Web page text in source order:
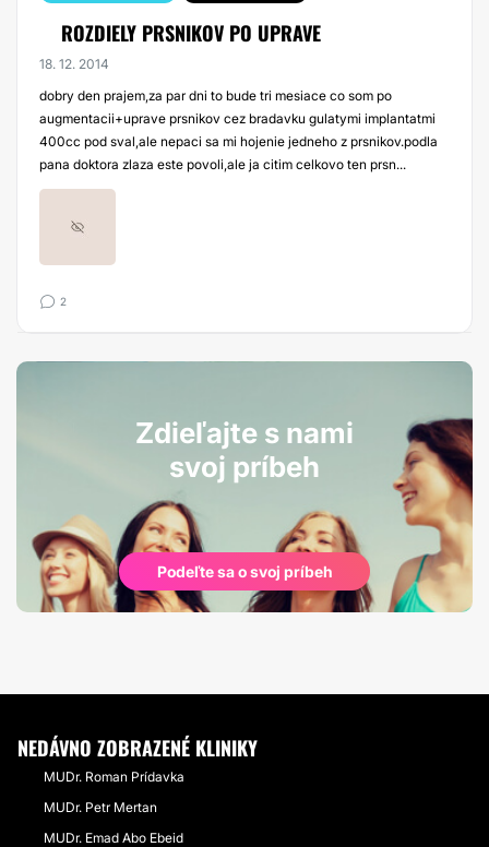
ROZDIELY PRSNIKOV PO UPRAVE
18. 12. 2014
dobry den prajem,za par dni to bude tri mesiace co som po
augmentacii+uprave prsnikov cez bradavku gulatymi implantatmi
400cc pod sval,ale nepaci sa mi hojenie jedneho z prsnikov.podla
pana doktora zlaza este povoli,ale ja citim celkovo ten prsn...
2
Zdieľajte s nami
svoj príbeh
Podeľte sa o svoj príbeh
NEDÁVNO ZOBRAZENÉ KLINIKY
MUDr. Roman Prídavka
MUDr. Petr Mertan
MUDr. Emad Abo Ebeid